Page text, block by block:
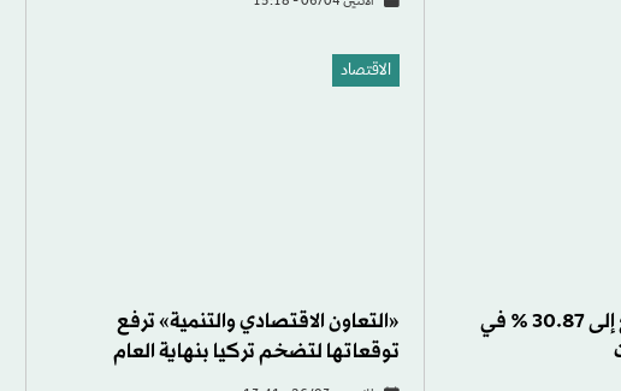
«المركزي التركي» يعود لشراء العملات
الأجنبية مع انحسار ضغوط السوق